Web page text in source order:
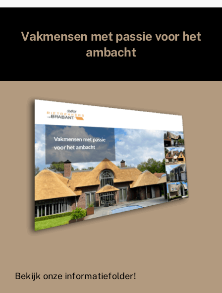
Vakmensen met passie voor het
ambacht
Bekijk onze informatiefolder!